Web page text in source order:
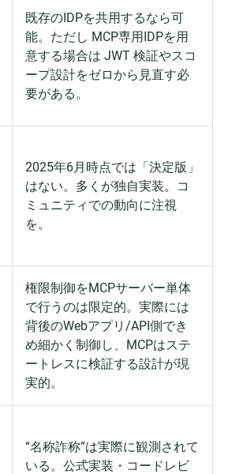
既存のIDPを共用するなら可
能。ただし MCP専用IDPを用
意する場合は JWT 検証やスコ
ープ設計をゼロから見直す必
要がある。
2025年6月時点では「決定版」
はない。多くが独自実装。コ
ミュニティでの動向に注視
を。
権限制御をMCPサーバー単体
で行うのは限定的。実際には
背後のWebアプリ/API側でき
め細かく制御し、MCPはステ
ートレスに検証する設計が現
実的。
“名称詐称”は実際に観測されて
いる。公式実装・コードレビ